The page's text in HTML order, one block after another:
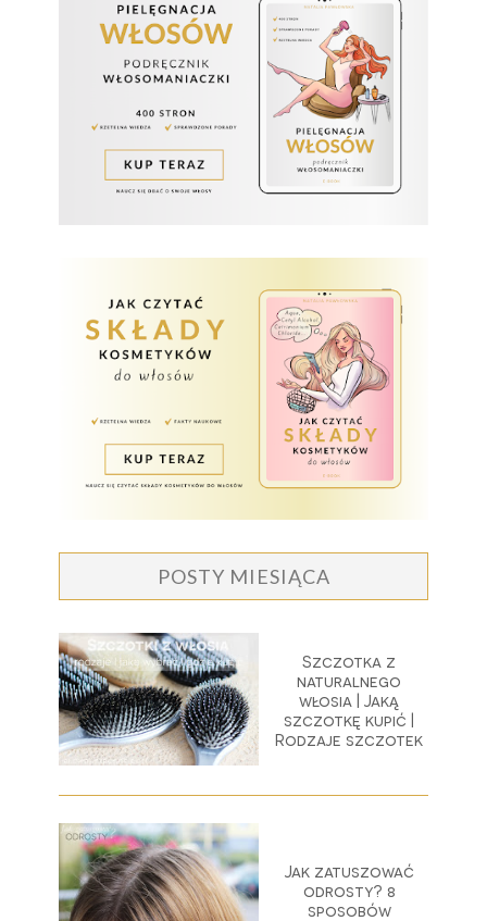
POSTY MIESIĄCA
Szczotka z
naturalnego
włosia | Jaką
szczotkę kupić |
Rodzaje szczotek
Jak zatuszować
odrosty? 8
sposobów